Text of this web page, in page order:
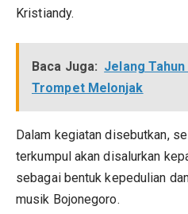
Kristiandy.
Baca Juga: Jelang
Trompet Melonjak
Dalam kegiatan disebutkan,
terkumpul akan disalurkan
sebagai bentuk kepedulian
musik Bojonegoro.